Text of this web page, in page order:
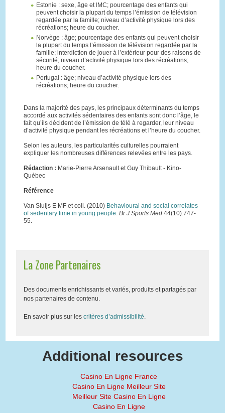
Estonie : sexe, âge et IMC; pourcentage des enfants qui
peuvent choisir la plupart du temps l’émission de télévision
regardée par la famille; niveau d’activité physique lors des
récréations; heure du coucher.
Norvège : âge; pourcentage des enfants qui peuvent choisir
la plupart du temps l’émission de télévision regardée par la
famille; interdiction de jouer à l’extérieur pour des raisons de
sécurité; niveau d’activité physique lors des récréations;
heure du coucher.
Portugal : âge; niveau d’activité physique lors des
récréations; heure du coucher.
Dans la majorité des pays, les principaux déterminants du temps
accordé aux activités sédentaires des enfants sont donc l’âge, le
fait qu’ils décident de l’émission de télé à regarder, leur niveau
d’activité physique pendant les récréations et l’heure du coucher.
Selon les auteurs, les particularités culturelles pourraient
expliquer les nombreuses différences relevées entre les pays.
Rédaction : Marie-Pierre Arsenault et Guy Thibault - Kino-
Québec
Référence
Van Sluijs E MF et coll. (2010) Behavioural and social correlates
of sedentary time in young people. Br J Sports Med44(10):747-
55.
La Zone Partenaires
Des documents enrichissants et variés, produits et partagés par
nos partenaires de contenu.
En savoir plus sur les critères d’admissibilité.
Additional resources
Casino En Ligne France
Casino En Ligne Meilleur Site
Meilleur Site Casino En Ligne
Casino En Ligne